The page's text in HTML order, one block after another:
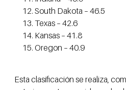
South Dakota – 46.5
Texas – 42.6
Kansas – 41.8
Oregon – 40.9
Esta clasificación se realiza,